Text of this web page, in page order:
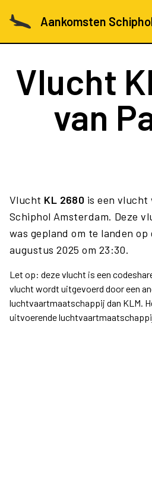
Aankomsten
Vlucht
van
Vlucht KL 2680 is een vlucht
Schiphol Amsterdam. Deze
was gepland om te landen op
augustus 2025 om 23:30.
Let op: deze vlucht is een
vlucht wordt uitgevoerd door een
luchtvaartmaatschappij dan KLM.
uitvoerende